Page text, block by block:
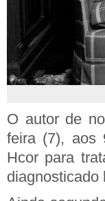
O autor de
feira (7), aos
Hcor para
diagnosticado